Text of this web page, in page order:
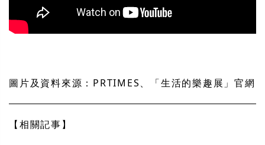
圖片及資料來源：PRTIMES、「生活的樂趣展」官網
【相關記事】